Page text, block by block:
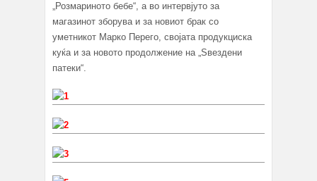
„Розмариното бебе“, а во интервјуто за
магазинот зборува и за новиот брак со
уметникот Марко Перего, својата продукциска
куќа и за новото продолжение на „Ѕвездени
патеки“.